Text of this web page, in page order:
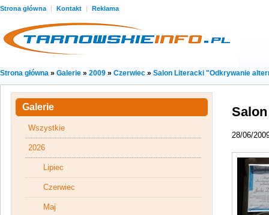
Strona główna | Kontakt | Reklama
Strona główna » Galerie » 2009 » Czerwiec » Salon Literacki "Odkrywanie
28/06/
Galerie
Wszystkie
2026
Lipiec
Czerwiec
Maj